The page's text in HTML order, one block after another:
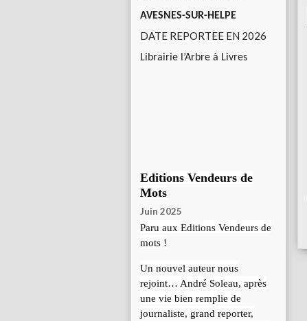
AVESNES-SUR-HELPE
DATE REPORTEE EN 2026
Librairie l’Arbre à Livres
Editions Vendeurs de
Mots
Juin 2025
Paru aux Editions Vendeurs de
mots !
Un nouvel auteur nous
rejoint… André Soleau, après
une vie bien remplie de
journaliste, grand reporter,